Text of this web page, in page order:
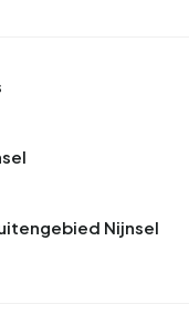
Nijnsel